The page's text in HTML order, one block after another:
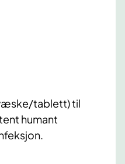
tablett) til
humant